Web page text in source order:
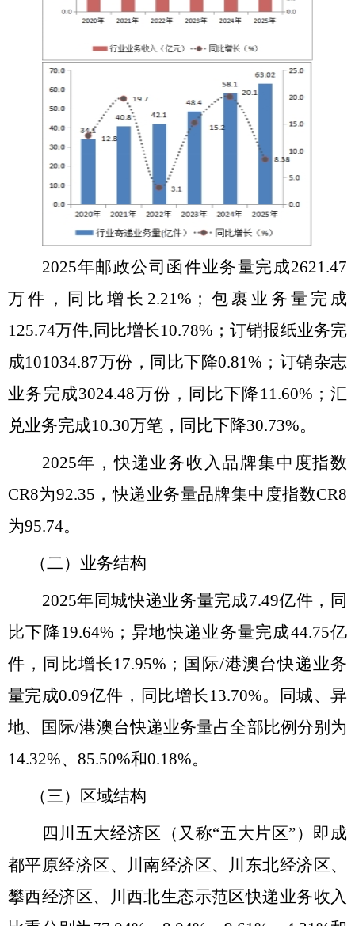
2025年邮政公司 函件业务量完成2621.47
万件，同比增长 2.21%；包裹业务量完成
125.74万件,同比增长10.78%；订销报纸业务完
成101034.87万份，同比下降0.81%；订销杂志
业务完成3024.48万份，同比下降 11.60%；汇
兑业务完成10.30万笔，同比下降30.73%。
2025年，快递业务收入品牌集中度指数
CR8为92.35 ，快递业务量品牌集中度指数CR8
为95.74。
（二）业务结构
2025年同城快递业务量完成7.49亿件，同
比下降19.64%；异地快递业务量完成44.75亿
件，同比增长17.95%；国际/港澳台快递业务
量完成0.09亿件，同比增长13.70%。同城、异
地、国际/港澳台快递业务量占全部比例分别为
14.32%、 85.50%和0.18%。
（三）区域结构
四川五大经济区（又称“五大片区”）即成
都平原经济区、川南经济区、川东北经济区、
攀西经济区、川西北生态示范区快递业务收入